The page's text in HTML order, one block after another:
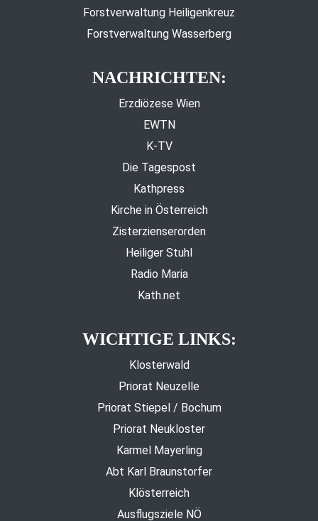
Forstverwaltung Heiligenkreuz
Forstverwaltung Wasserberg
NACHRICHTEN:
Erzdiözese Wien
EWTN
K-TV
Die Tagespost
Kathpress
Kirche in Österreich
Zisterzienserorden
Heiliger Stuhl
Radio Maria
Kath.net
WICHTIGE LINKS:
Klosterwald
Priorat Neuzelle
Priorat Stiepel / Bochum
Priorat Neukloster
Karmel Mayerling
Abt Karl Braunstorfer
Klösterreich
Ausflugsziele NÖ